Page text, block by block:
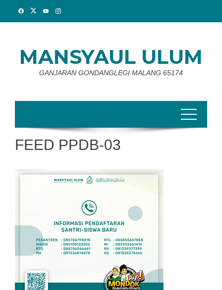
MANSYAUL ULUM
GANJARAN GONDANGLEGI MALANG 65174
FEED PPDB-03